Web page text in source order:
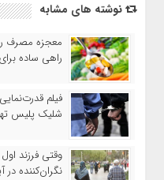
نوشته های مشابه
معجزه مصرف
راهی ساده
فیلم
شلیک پلیس
وقتی فرزند
نگران‌کننده